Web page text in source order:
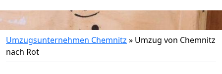
Umzugsunternehmen Chemnitz » Umzug von Chemnitz
nach Rot